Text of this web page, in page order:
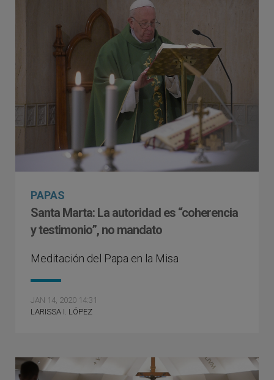
PAPAS
Santa Marta: La autoridad es “coherencia
y testimonio”, no mandato
Meditación del Papa en la Misa
JAN 14, 2020 14:31
LARISSA I. LÓPEZ